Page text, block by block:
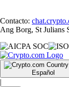
Contacto:
Ang Borg, St Julians
Español
|